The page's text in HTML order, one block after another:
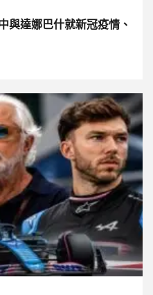
與達娜巴什就新冠疫情、